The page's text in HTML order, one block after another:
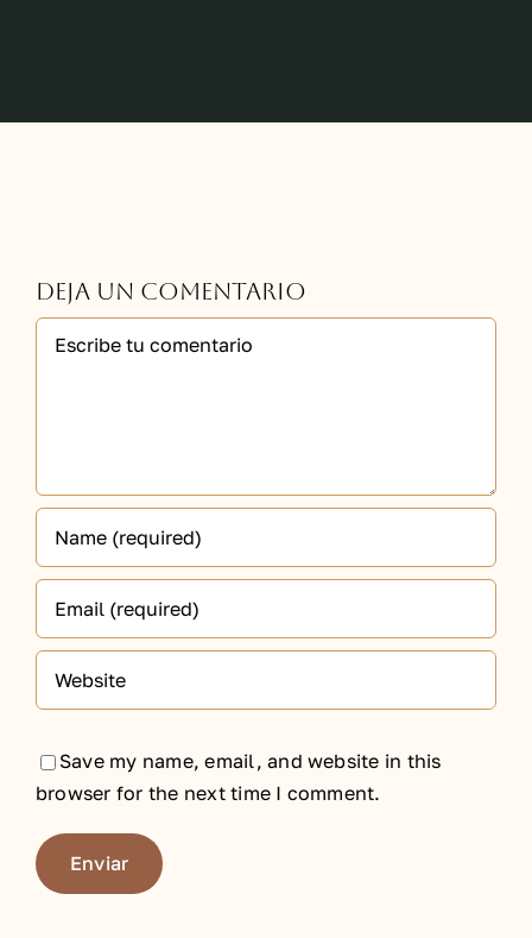
Deja un comentario
Comment
Save my name, email, and website in this
browser for the next time I comment.